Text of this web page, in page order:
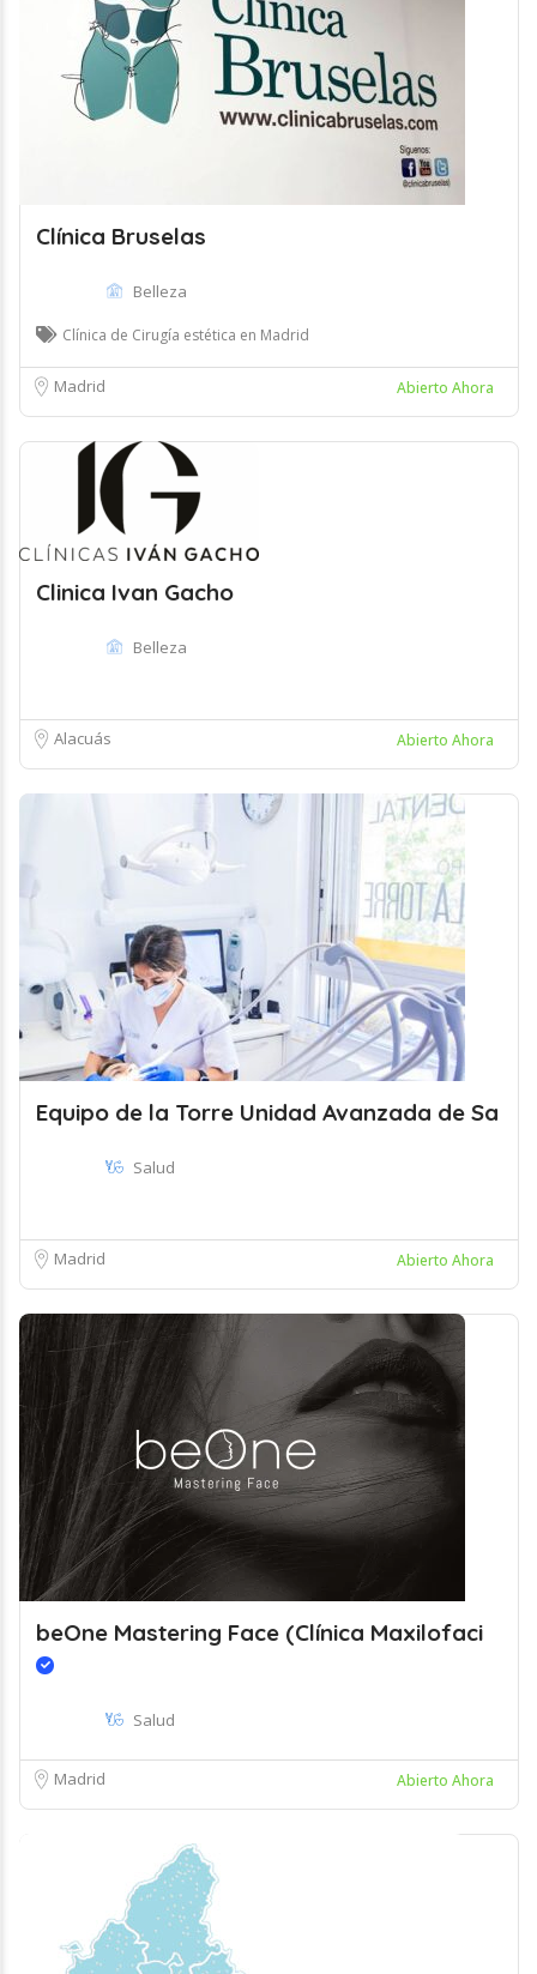
Clínica Bruselas
Belleza
Clínica de Cirugía estética en Madrid
Madrid Abierto Ahora
Clinica Ivan Gacho
Belleza
Alacuás Abierto Ahora
Equipo de la Torre Unidad Avanzada de Sa
Salud
Madrid Abierto Ahora
beOne Mastering Face (Clínica Maxilofaci
Salud
Madrid Abierto Ahora